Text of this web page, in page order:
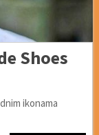
Shoes
ikonama